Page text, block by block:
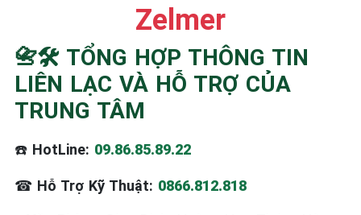
☎️ 09.86.85.89.22
Zelmer
📇🛠️ TỔNG HỢP THÔNG TIN
LIÊN LẠC VÀ HỖ TRỢ CỦA
TRUNG TÂM
☎️ HotLine: 09.86.85.89.22
☎ Hỗ Trợ Kỹ Thuật: 0866.812.818